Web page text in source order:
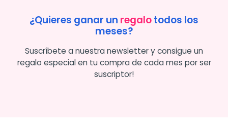
¿Quieres ganar un regalotodos los
meses?
Suscríbete a nuestra newsletter y consigue un
regalo especial en tu compra de cada mes por ser
suscriptor!